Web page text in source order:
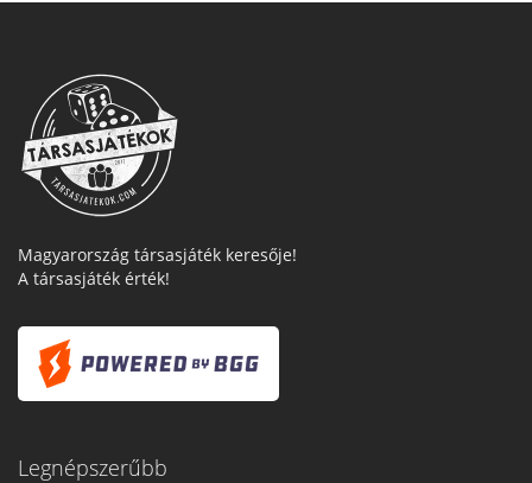
Magyarország társasjáték keresője!
A társasjáték érték!
Legnépszerűbb